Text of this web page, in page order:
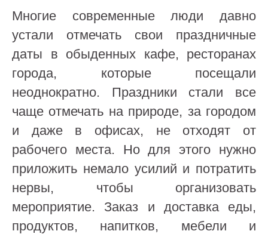
Многие современные люди давно
устали отмечать свои праздничные
даты в обыденных кафе, ресторанах
города, которые посещали
неоднократно. Праздники стали все
чаще отмечать на природе, за городом
и даже в офисах, не отходят от
рабочего места. Но для этого нужно
приложить немало усилий и потратить
нервы, чтобы организовать
мероприятие. Заказ и доставка еды,
продуктов, напитков, мебели и